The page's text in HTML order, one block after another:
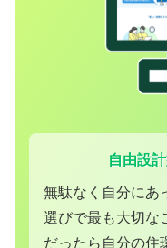
自由設
無駄なく自分にあ
選びで最も大切な
だったら自分の住